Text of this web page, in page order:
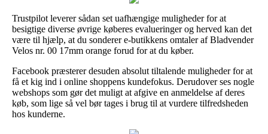
Trustpilot leverer sådan set uafhængige muligheder for at
besigtige diverse øvrige køberes evalueringer og herved kan det
være til hjælp, at du sonderer e-butikkens omtaler af Bladvender
Velos nr. 00 17mm orange forud for at du køber.
Facebook præsterer desuden absolut tiltalende muligheder for at
få et kig ind i online shoppens kundefokus. Derudover ses nogle
webshops som gør det muligt at afgive en anmeldelse af deres
køb, som lige så vel bør tages i brug til at vurdere tilfredsheden
hos kunderne.